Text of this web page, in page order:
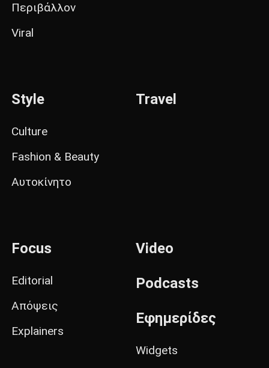
Περιβάλλον
Viral
Style
Culture
Fashion & Beauty
Αυτοκίνητο
Travel
Focus
Editorial
Απόψεις
Explainers
Video
Podcasts
Εφημερίδες
Widgets